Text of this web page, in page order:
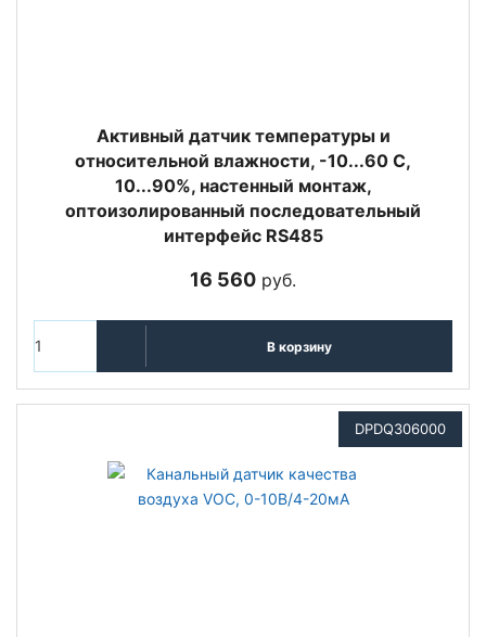
Активный датчик температуры и
относительной влажности, -10...60 С,
10...90%, настенный монтаж,
оптоизолированный последовательный
интерфейс RS485
16 560 руб.
В корзину
DPDQ306000